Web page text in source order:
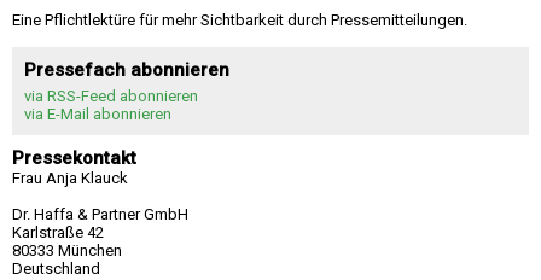
Eine Pflichtlektüre für mehr Sichtbarkeit durch Pressemitteilungen.
Pressefach abonnieren
via RSS-Feed abonnieren
via E-Mail abonnieren
Pressekontakt
Frau Anja Klauck
Dr. Haffa & Partner GmbH
Karlstraße 42
80333 München
Deutschland